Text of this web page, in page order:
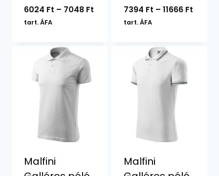
6024 Ft – 7048 FtÁrtartomány:
tart. ÁFA
7394 Ft – 11666 Ft
tart. ÁFA
Malfini
Malfini